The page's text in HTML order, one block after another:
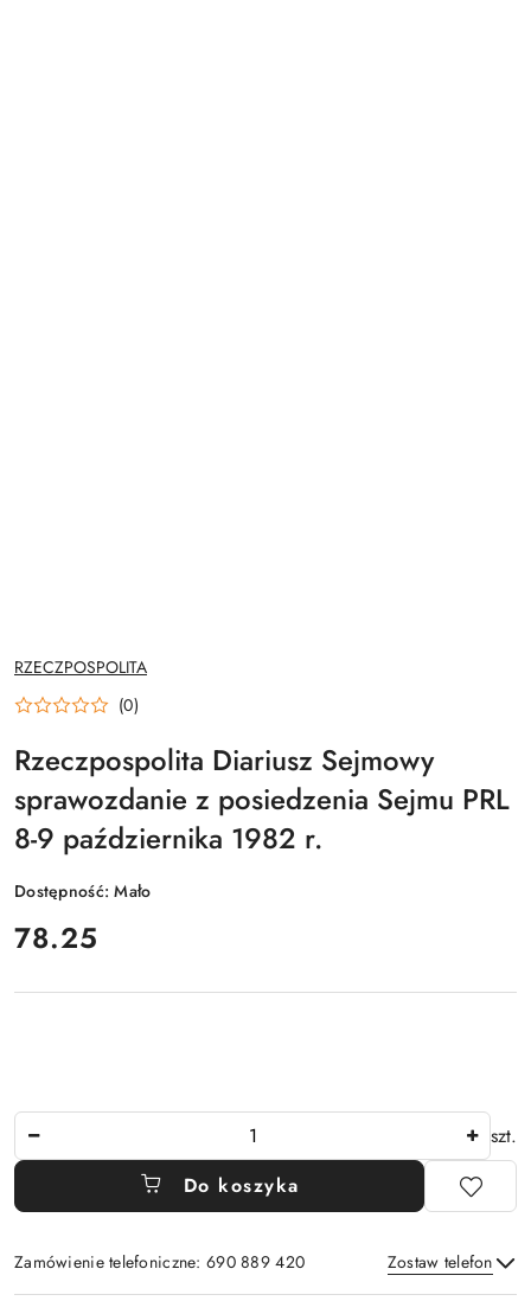
NAZWA
PRODUCENTA:
RZECZPOSPOLITA
(0)
Rzeczpospolita Diariusz Sejmowy
sprawozdanie z posiedzenia Sejmu PRL
8-9 października 1982 r.
Dostępność:Mało
cena:
78.25
szt.
Do koszyka
Zamówienie telefoniczne: 690 889 420 Zostaw telefon